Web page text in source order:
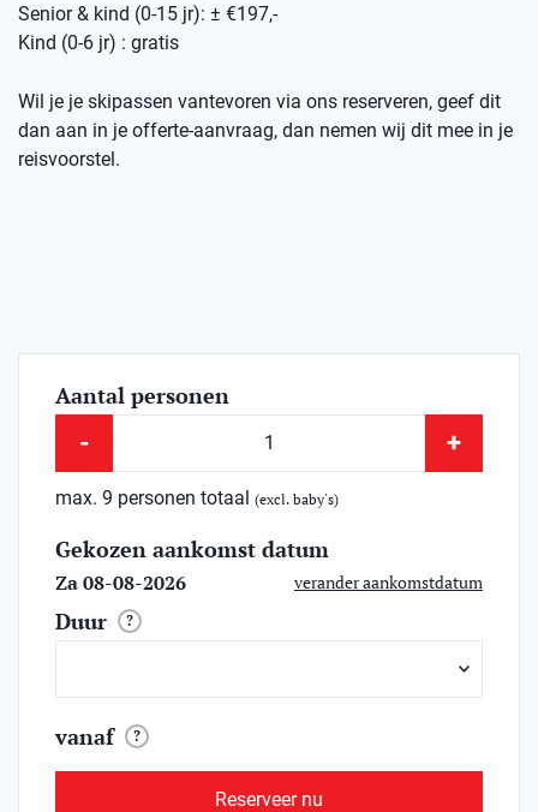
Senior & kind (0-15 jr): ± €197,-
Kind (0-6 jr) : gratis
Wil je je skipassen vantevoren via ons reserveren, geef dit
dan aan in je offerte-aanvraag, dan nemen wij dit mee in je
reisvoorstel.
Aantal personen
- +
max. 9 personen totaal (excl. baby's)
Gekozen aankomst datum
Za 08-08-2026 verander aankomstdatum
Duur ?
vanaf ?
Reserveer nu